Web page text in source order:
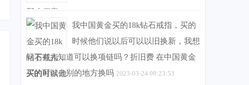
我中国黄金买的18k钻石戒指，买的
时候他们说以后可以以旧换新，我想
问下有人知道可以换项链吗？折旧费 在中国黄金
买的可以去别的地方换吗 2023-03-24 09:23:53